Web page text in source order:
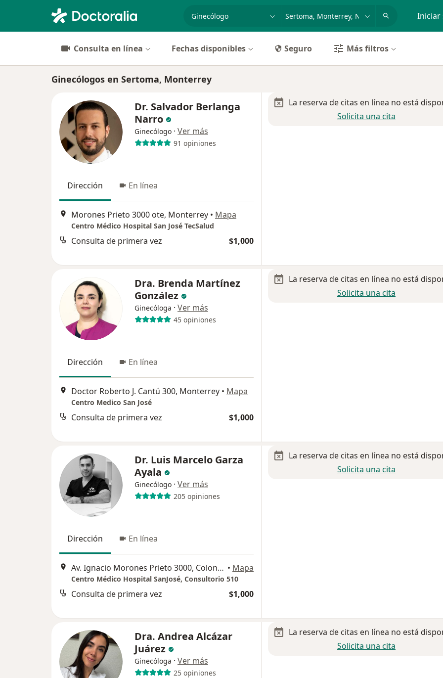
especialidad, enfermedad o nombre Iniciar
Consulta en línea Fechas disponibles Seguro Más filtros
Ginecólogos en Sertoma, Monterrey
Dr. Salvador Berlanga
Narro
Ginecólogo · Ver más
91 opiniones
Dirección En línea
Morones Prieto 3000 ote, Monterrey • Mapa
Centro Médico Hospital San José TecSalud
Consulta de primera vez $1,000
La reserva de citas en línea no está
Solicita una cita
Dra. Brenda Martínez
González
Ginecóloga · Ver más
45 opiniones
Dirección En línea
Doctor Roberto J. Cantú 300, Monterrey • Mapa
Centro Medico San José
Consulta de primera vez $1,000
La reserva de citas en línea no está
Solicita una cita
Dr. Luis Marcelo Garza
Ayala
Ginecólogo · Ver más
205 opiniones
Dirección En línea
Av. Ignacio Morones Prieto 3000, Colonia Los Doctores, Monterrey • Mapa
Centro Médico Hospital SanJosé, Consultorio 510
Consulta de primera vez $1,000
La reserva de citas en línea no está
Solicita una cita
Dra. Andrea Alcázar
Juárez
Ginecóloga · Ver más
25 opiniones
La reserva de citas en línea no está
Solicita una cita